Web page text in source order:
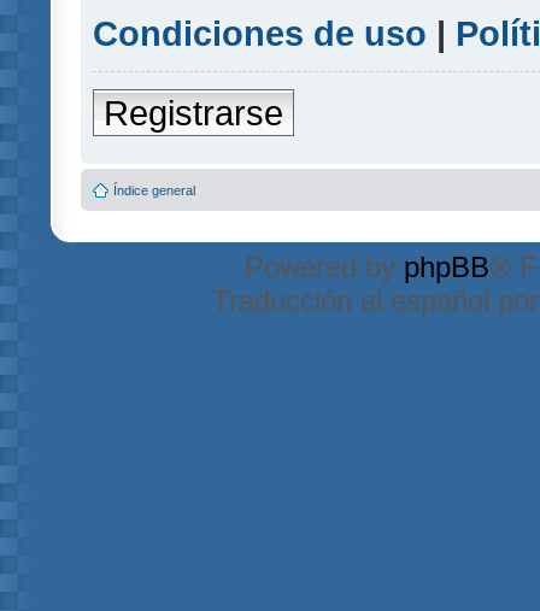
Condiciones de uso |
Registrarse
Índice general
Powered by phpBB®
Traducción al español